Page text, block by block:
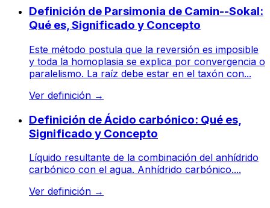
Definición de Parsimonia de Camin--Sokal:
Qué es, Significado y Concepto
Este método postula que la reversión es imposible
y toda la homoplasia se explica por convergencia o
paralelismo. La raíz debe estar en el taxón con...
Ver definición →
Definición de Ácido carbónico: Qué es,
Significado y Concepto
Líquido resultante de la combinación del anhídrido
carbónico con el agua. Anhídrido carbónico....
Ver definición →